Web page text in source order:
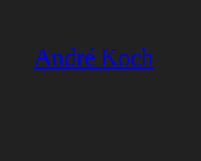
André Koch